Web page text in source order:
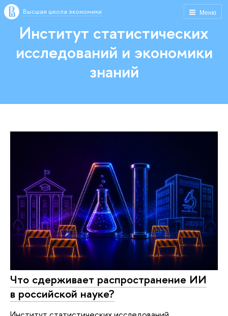
Меню
Высшая школа экономики
Институт статистических
исследований и экономики
знаний
Что сдерживает распространение ИИ
в российской науке?